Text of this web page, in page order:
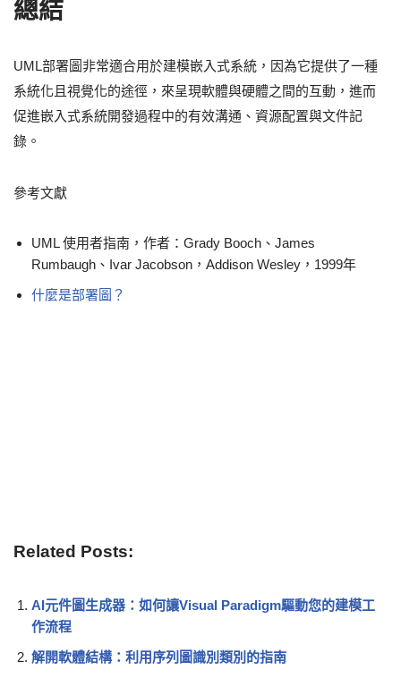
總結
UML部署圖非常適合用於建模嵌入式系統，因為它提供了一種
系統化且視覺化的途徑，來呈現軟體與硬體之間的互動，進而
促進嵌入式系統開發過程中的有效溝通、資源配置與文件記
錄。
參考文獻
UML 使用者指南，作者：Grady Booch、James
Rumbaugh、Ivar Jacobson，Addison Wesley，1999年
什麼是部署圖？
Related Posts:
AI元件圖生成器：如何讓Visual Paradigm驅動您的建模工
作流程
解開軟體結構：利用序列圖識別類別的指南